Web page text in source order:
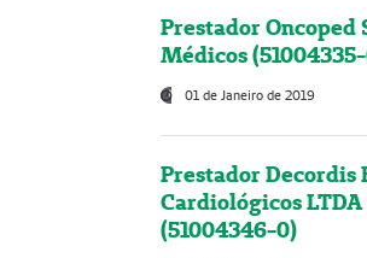
Prestador Oncoped
Médicos
01 de Janeiro de 2019
Prestador Decordis
Cardiológicos LTDA
(51004346-0)